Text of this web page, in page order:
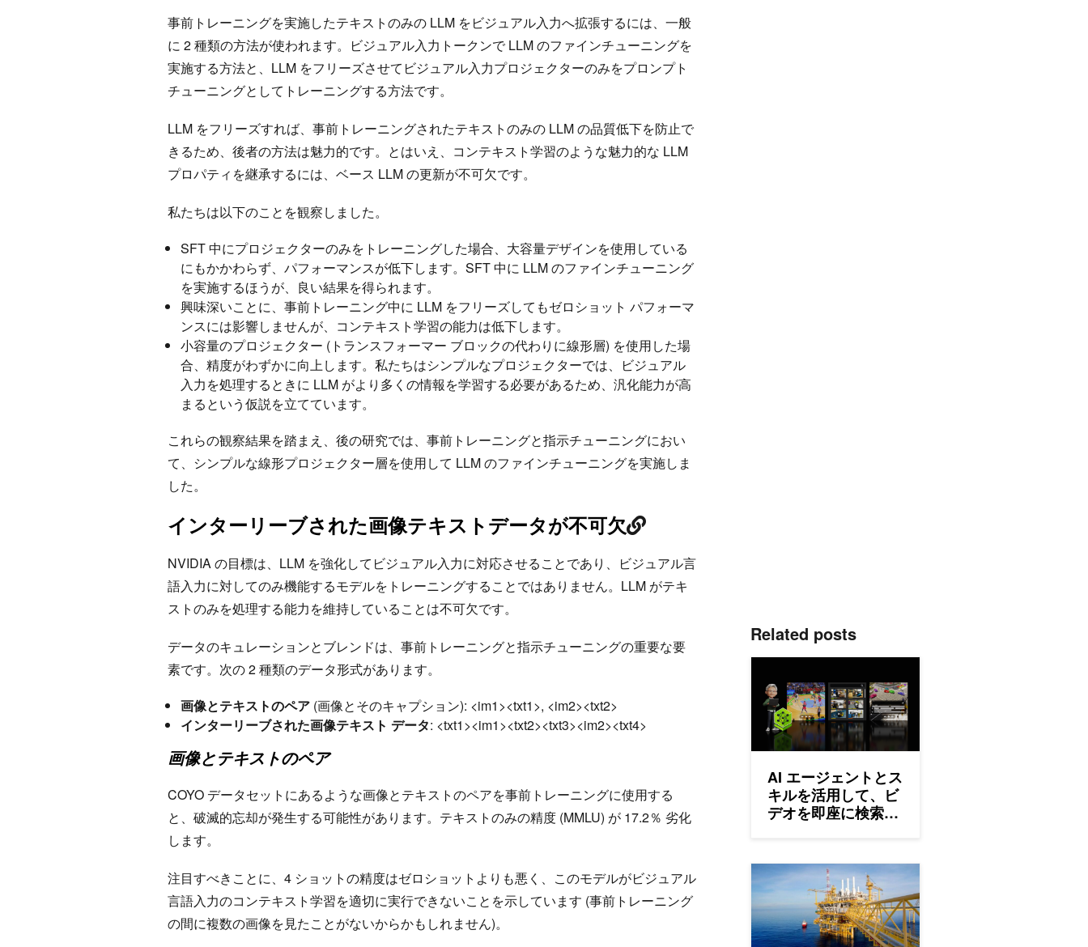
事前トレーニングを実施したテキストのみの LLM をビジュアル入力へ拡張するには、一般
に 2 種類の方法が使われます。ビジュアル入力トークンで LLM のファインチューニングを
実施する方法と、LLM をフリーズさせてビジュアル入力プロジェクターのみをプロンプト
チューニングとしてトレーニングする方法です。
LLM をフリーズすれば、事前トレーニングされたテキストのみの LLM の品質低下を防止で
きるため、後者の方法は魅力的です。とはいえ、コンテキスト学習のような魅力的な LLM
プロパティを継承するには、ベース LLM の更新が不可欠です。
私たちは以下のことを観察しました。
SFT 中にプロジェクターのみをトレーニングした場合、大容量デザインを使用している
にもかかわらず、パフォーマンスが低下します。SFT 中に LLM のファインチューニング
を実施するほうが、良い結果を得られます。
興味深いことに、事前トレーニング中に LLM をフリーズしてもゼロショット パフォーマ
ンスには影響しませんが、コンテキスト学習の能力は低下します。
小容量のプロジェクター (トランスフォーマー ブロックの代わりに線形層) を使用した場
合、精度がわずかに向上します。私たちはシンプルなプロジェクターでは、ビジュアル
入力を処理するときに LLM がより多くの情報を学習する必要があるため、汎化能力が高
まるという仮説を立てています。
これらの観察結果を踏まえ、後の研究では、事前トレーニングと指示チューニングにおい
て、シンプルな線形プロジェクター層を使用して LLM のファインチューニングを実施しま
した。
インターリーブされた画像テキストデータが不可欠
NVIDIA の目標は、LLM を強化してビジュアル入力に対応させることであり、ビジュアル言
語入力に対してのみ機能するモデルをトレーニングすることではありません。LLM がテキ
ストのみを処理する能力を維持していることは不可欠です。
データのキュレーションとブレンドは、事前トレーニングと指示チューニングの重要な要
素です。次の 2 種類のデータ形式があります。
画像とテキストのペア (画像とそのキャプション): <im1><txt1>, <im2><txt2>
インターリーブされた画像テキスト データ: <txt1><im1><txt2><txt3><im2><txt4>
画像とテキストのペア
COYO データセットにあるような画像とテキストのペアを事前トレーニングに使用する
と、破滅的忘却が発生する可能性があります。テキストのみの精度 (MMLU) が 17.2％ 劣化
します。
注目すべきことに、4 ショットの精度はゼロショットよりも悪く、このモデルがビジュアル
言語入力のコンテキスト学習を適切に実行できないことを示しています (事前トレーニング
の間に複数の画像を見たことがないからかもしれません)。
Related posts
AI エージェントとス
キルを活用して、ビ
デオを即座に検索可
る
24 時間 365 日 のシミュレーション ループ: エージェント型